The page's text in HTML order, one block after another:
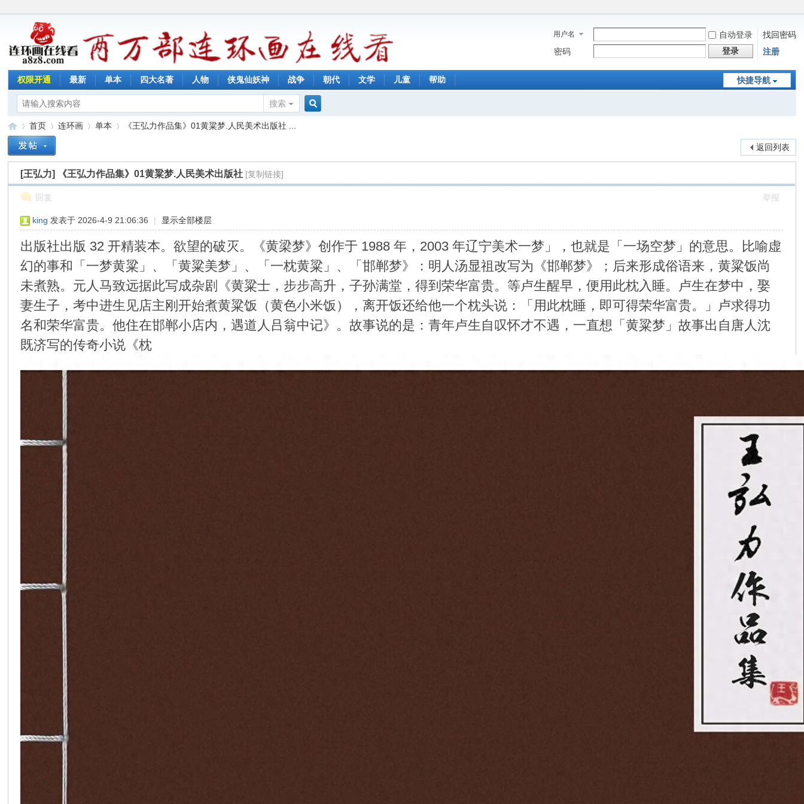
用户名 自动登录
找回密码
密码
登录 注册
快捷导航
权限开通 最新 单本 四大名著 人物 侠鬼仙妖神 战争 朝代 文学 儿童 帮助
搜索
»
首页
›
连环画
›
单本
›
《王弘力作品集》01黄粱梦.人民美术出版社 ...
返回列表
[王弘力] 《王弘力作品集》01黄粱梦.人民美术出版社 [复制链接]
回复 举报
king 发表于 2026-4-9 21:06:36 | 显示全部楼层
出版社出版 32 开精装本。欲望的破灭。《黄梁梦》创作于 1988 年，2003 年辽宁美术一梦」，也就是「一场空梦」的意思。比喻虚
幻的事和「一梦黄粱」、「黄粱美梦」、「一枕黄粱」、「邯郸梦》：明人汤显祖改写为《邯郸梦》；后来形成俗语来，黄粱饭尚
未煮熟。元人马致远据此写成杂剧《黄粱士，步步高升，子孙满堂，得到荣华富贵。等卢生醒早，便用此枕入睡。卢生在梦中，娶
妻生子，考中进生见店主刚开始煮黄粱饭（黄色小米饭），离开饭还给他一个枕头说：「用此枕睡，即可得荣华富贵。」卢求得功
名和荣华富贵。他住在邯郸小店内，遇道人吕翁中记》。故事说的是：青年卢生自叹怀才不遇，一直想「黄粱梦」故事出自唐人沈
既济写的传奇小说《枕